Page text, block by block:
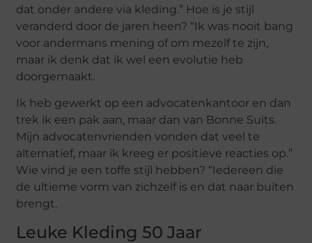
dat onder andere via kleding.” Hoe is je stijl
veranderd door de jaren heen? “Ik was nooit bang
voor andermans mening of om mezelf te zijn,
maar ik denk dat ik wel een evolutie heb
doorgemaakt.
Ik heb gewerkt op een advocatenkantoor en dan
trek ik een pak aan, maar dan van Bonne Suits.
Mijn advocatenvrienden vonden dat veel te
alternatief, maar ik kreeg er positieve reacties op.”
Wie vind je een toffe stijl hebben? “Iedereen die
de ultieme vorm van zichzelf is en dat naar buiten
brengt.
Leuke Kleding 50 Jaar